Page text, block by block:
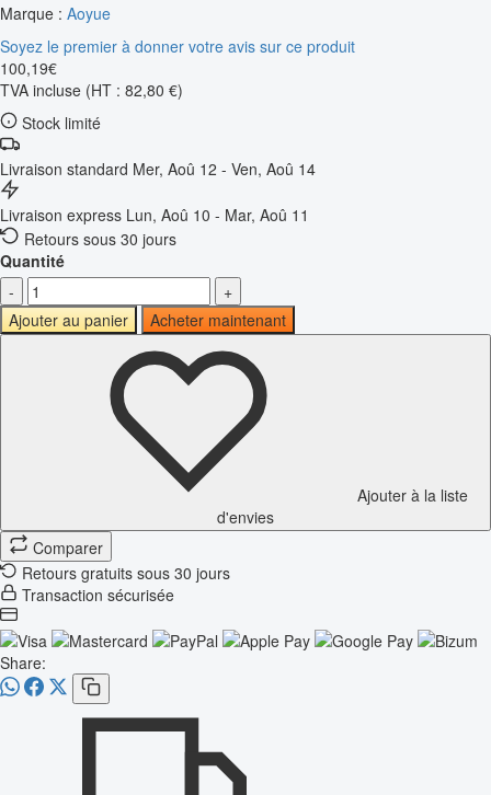
Marque : Aoyue
Soyez le premier à donner votre avis sur ce produit
100,19€
TVA incluse (HT : 82,80 €)
Stock limité
Livraison standard Mer, Aoû 12 - Ven, Aoû 14
Livraison express Lun, Aoû 10 - Mar, Aoû 11
Retours sous 30 jours
Quantité
-
+
Ajouter au panier
Acheter maintenant
Ajouter à la liste
d'envies
Comparer
Retours gratuits sous 30 jours
Transaction sécurisée
Share: